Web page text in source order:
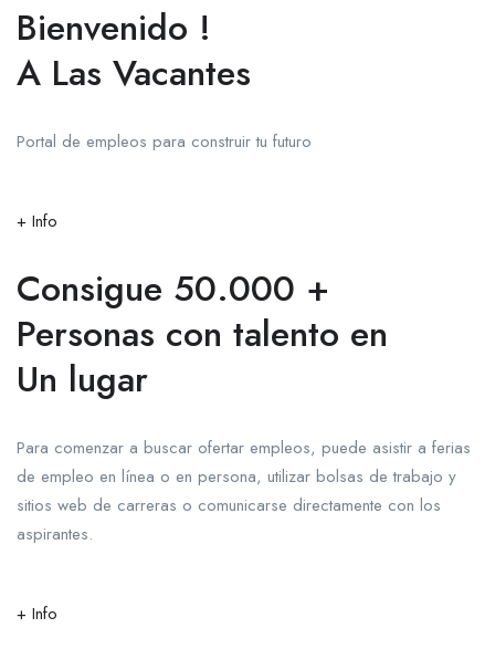
Bienvenido !
A Las Vacantes
Portal de empleos para construir tu futuro
+ Info
Consigue 50.000 +
Personas con talento en
Un lugar
Para comenzar a buscar ofertar empleos, puede asistir a ferias
de empleo en línea o en persona, utilizar bolsas de trabajo y
sitios web de carreras o comunicarse directamente con los
aspirantes.
+ Info